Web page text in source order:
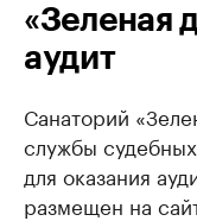
«Зеленая
аудит
Санаторий
службы
для оказания
размещен на